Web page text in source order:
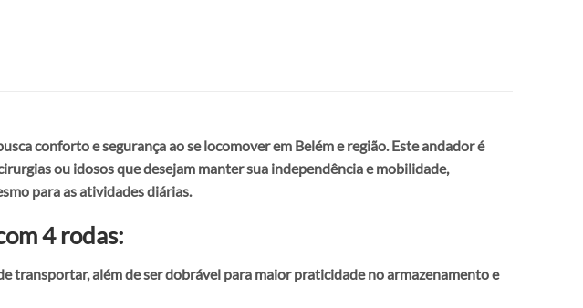
conforto e segurança ao se locomover em Belém e região. Este andador é
ou idosos que desejam manter sua independência e mobilidade,
para as atividades diárias.
4 rodas:
além de ser dobrável para maior praticidade no armazenamento e